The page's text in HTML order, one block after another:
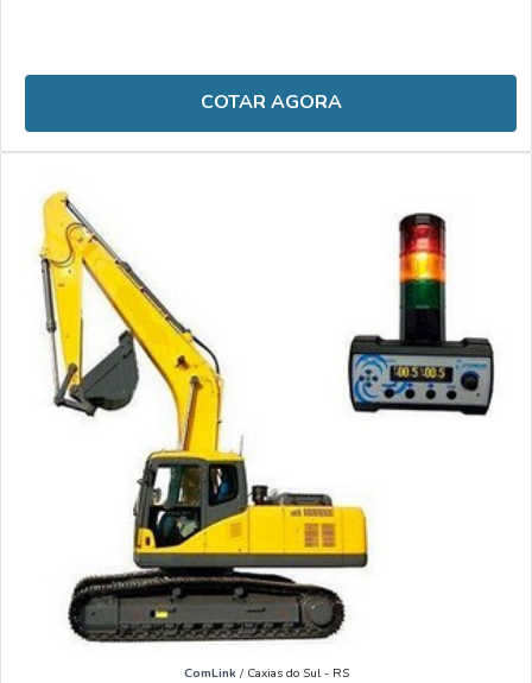
COTAR AGORA
ComLink/ Caxias do Sul - RS